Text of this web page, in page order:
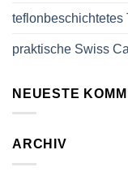
teflonbeschichtetes
praktische Swiss
NEUESTE
ARCHIV